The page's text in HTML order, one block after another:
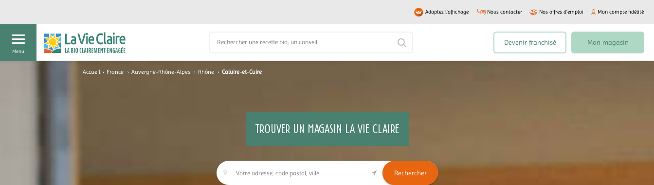
Adaptez l'affichage Nous contacter Nos offres d’emploi Mon compte fidélité
Menu
Devenir franchisé Mon magasin
Accueil › France › Auvergne-Rhône-Alpes › Rhône › Caluire-et-Cuire
TROUVER UN MAGASIN LA VIE CLAIRE
Rechercher